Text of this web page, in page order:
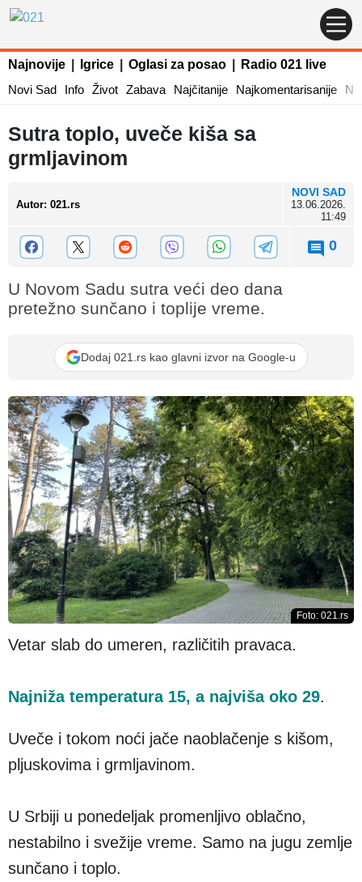
Najnovije Igrice Oglasi za posao
Radio 021 live
Novi Sad
Info Život Zabava Najčitanije Najkomentarisanije
Sutra toplo, uveče kiša sa
grmljavinom
Autor: 021.rs
NOVI SAD
13.06.2026.
11:49
0
U Novom Sadu sutra veći deo dana
pretežno sunčano i toplije vreme.
Dodaj 021.rs kao glavni izvor na Google-u
Foto: 021.rs
Vetar slab do umeren, različitih pravaca.
Najniža temperatura 15, a najviša oko 29.
Uveče i tokom noći jače naoblačenje s kišom,
pljuskovima i grmljavinom.
U Srbiji u ponedeljak promenljivo oblačno,
nestabilno i svežije vreme. Samo na jugu zemlje
sunčano i toplo.